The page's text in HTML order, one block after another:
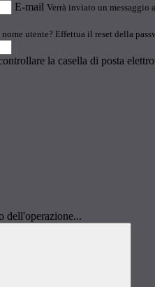
E-mail Verrà inviato un
utente? Effettua il reset della
la casella di posta
dell'operazione...